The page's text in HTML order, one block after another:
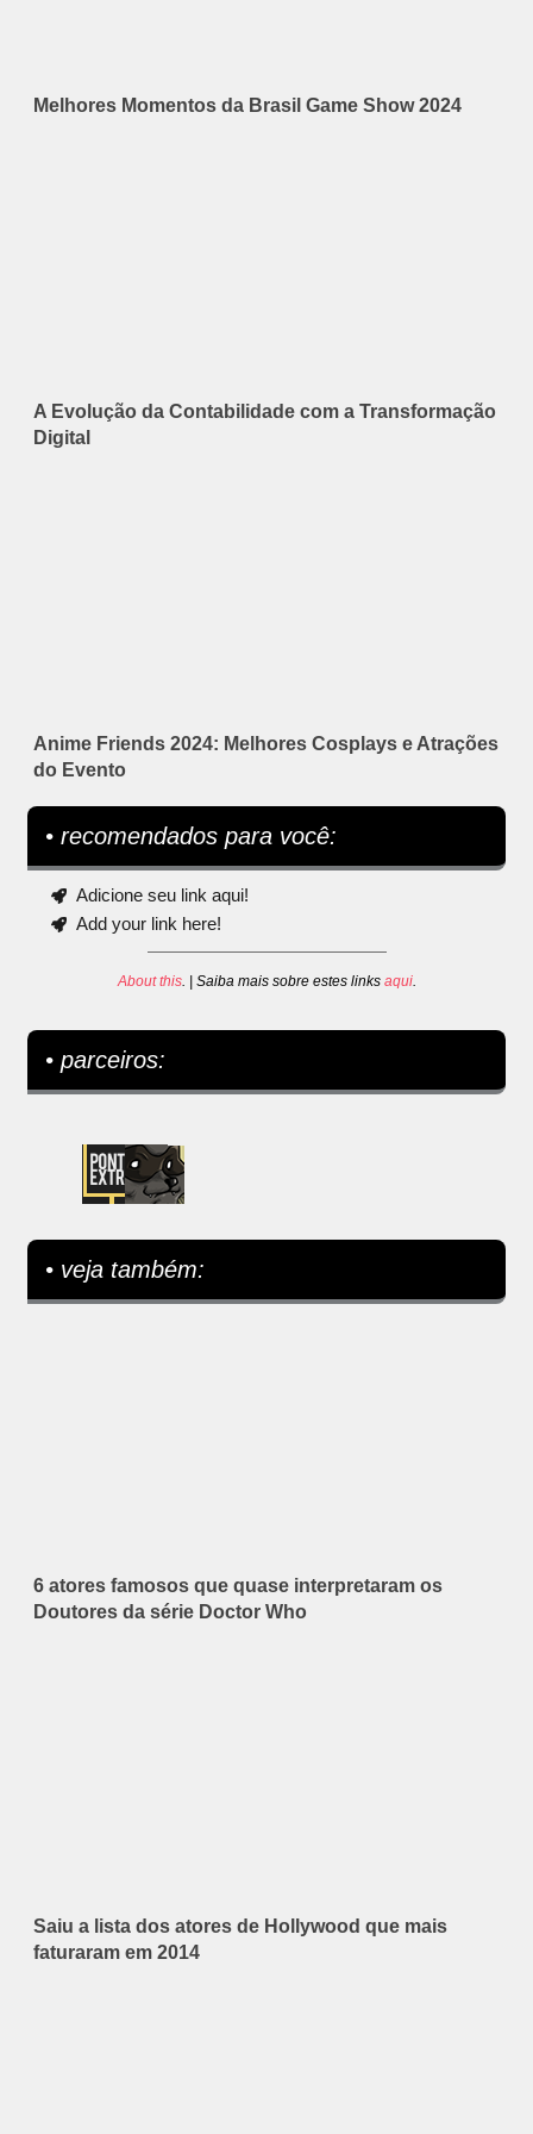
Melhores Momentos da Brasil Game Show 2024
A Evolução da Contabilidade com a Transformação
Digital
Anime Friends 2024: Melhores Cosplays e Atrações
do Evento
• recomendados para você:
Adicione seu link aqui!
Add your link here!
About this. | Saiba mais sobre estes links aqui.
• parceiros:
• veja também:
6 atores famosos que quase interpretaram os
Doutores da série Doctor Who
Saiu a lista dos atores de Hollywood que mais
faturaram em 2014